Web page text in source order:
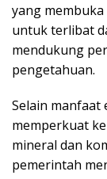
yang
untuk terlibat
mendukung
pengetahuan.
Selain manfaat
memperkuat
mineral dan
pemerintah